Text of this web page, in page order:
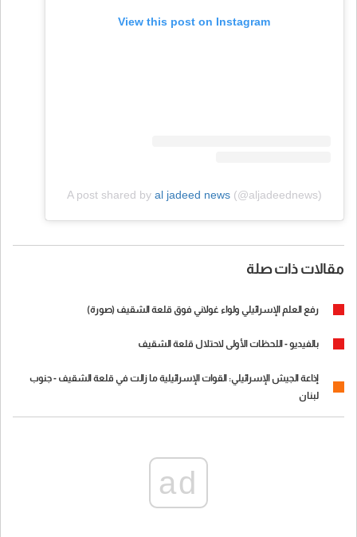
View this post on Instagram
A post shared by al jadeed news(@aljadeednews)
مقالات ذات صلة
رفع العلم الإسرائيلي ولواء غولاني فوق قلعة الشقيف (صورة)
بالفيديو - اللحظات الأولى لاحتلال قلعة الشقيف
إذاعة الجيش الإسرائيلي: القوات الإسرائيلية ما زالت في قلعة الشقيف - جنوب
لبنان
ad